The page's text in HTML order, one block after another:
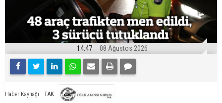
14:47 08 Ağustos 2026
Haber Kaynağı TAK